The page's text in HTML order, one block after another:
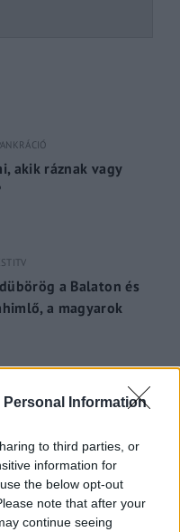
Personal Information
to third parties, or
information for
the below opt-out
note that after your
continue seeing
akik ráznak vagy
a Balaton és
a magyarok